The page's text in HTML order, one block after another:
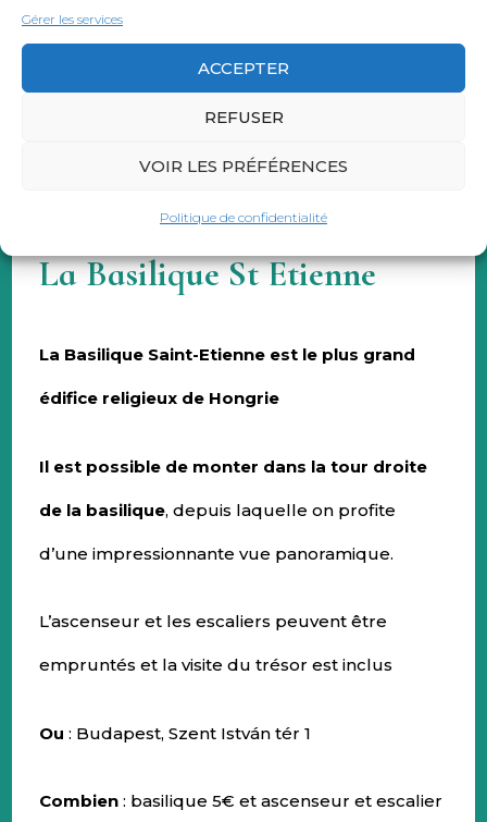
Gérer les services
ACCEPTER
REFUSER
VOIR LES PRÉFÉRENCES
Politique de confidentialité
Combien: gratuit
La Basilique St Etienne
La Basilique Saint-Etienne est le plus grand
édifice religieux de Hongrie
Il est possible de monter dans la tour droite
de la basilique, depuis laquelle on profite
d’une impressionnante vue panoramique.
L’ascenseur et les escaliers peuvent être
empruntés et la visite du trésor est inclus
Ou : Budapest, Szent István tér 1
Combien : basilique 5€ et ascenseur et escalier